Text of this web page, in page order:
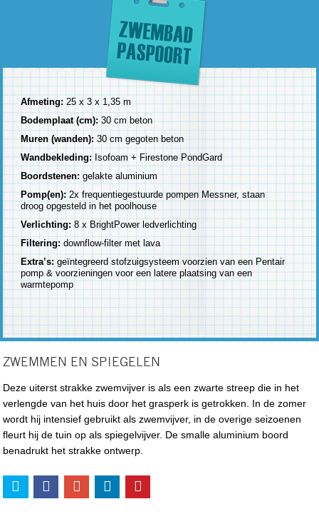
Afmeting:25 x 3 x 1,35 m
Bodemplaat (cm):30 cm beton
Muren (wanden):30 cm gegoten beton
Wandbekleding: Isofoam + Firestone PondGard
Boordstenen: gelakte aluminium
Pomp(en):2x frequentiegestuurde pompen Messner, staan
droog opgesteld in het poolhouse
Verlichting:8 x BrightPower ledverlichting
Filtering:downflow-filter met lava
Extra’s:geïntegreerd stofzuigsysteem voorzien van een Pentair
pomp & voorzieningen voor een latere plaatsing van een
warmtepomp
ZWEMMEN EN SPIEGELEN
Deze uiterst strakke zwemvijver is als een zwarte streep die in het
verlengde van het huis door het grasperk is getrokken. In de zomer
wordt hij intensief gebruikt als zwemvijver, in de overige seizoenen
fleurt hij de tuin op als spiegelvijver. De smalle aluminium boord
benadrukt het strakke ontwerp.